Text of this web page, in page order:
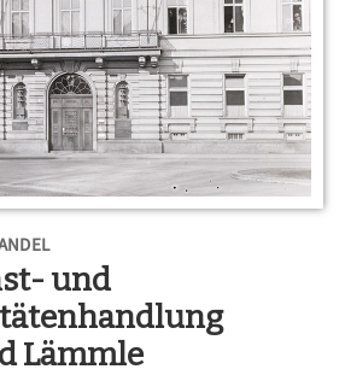
und
Lämmle